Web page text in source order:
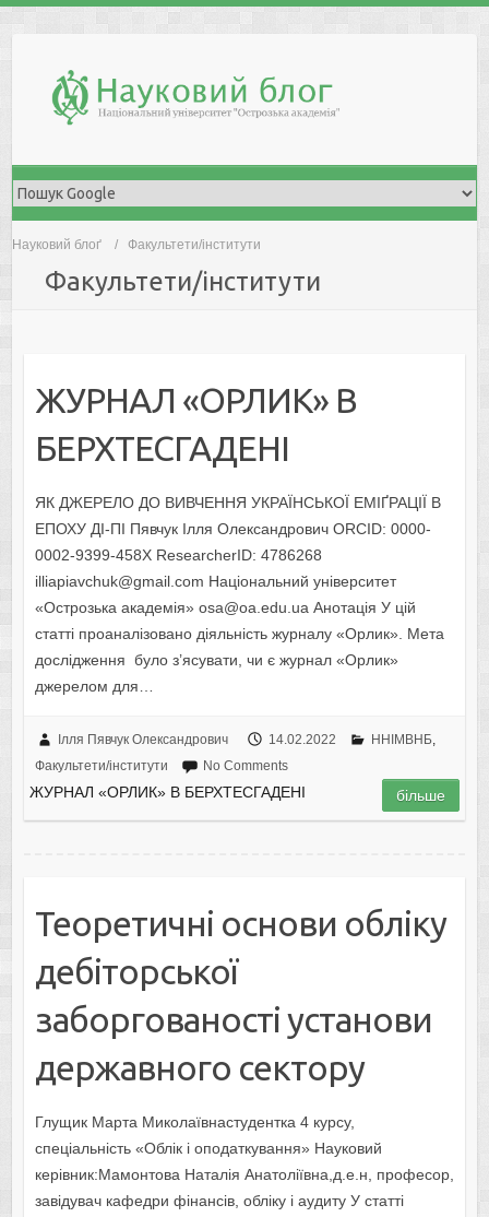
Науковий блоґ Факультети/інститути
Факультети/інститути
ЖУРНАЛ «ОРЛИК» В
БЕРХТЕСГАДЕНІ
ЯК ДЖЕРЕЛО ДО ВИВЧЕННЯ УКРАЇНСЬКОЇ ЕМІҐРАЦІЇ В
ЕПОХУ ДІ-ПІ Пявчук Ілля Олександрович ORCID: 0000-
0002-9399-458X ResearcherID: 4786268
illiapiavchuk@gmail.com Національний університет
«Острозька академія» osa@oa.edu.ua Анотація У цій
статті проаналізовано діяльність журналу «Орлик». Мета
дослідження було з’ясувати, чи є журнал «Орлик»
джерелом для…
Ілля Пявчук Олександрович 14.02.2022 ННІМВНБ,
Факультети/інститути
No Comments
ЖУРНАЛ «ОРЛИК» В БЕРХТЕСГАДЕНІ більше
Теоретичні основи обліку
дебіторської
заборгованості установи
державного сектору
Глущик Марта Миколаївнастудентка 4 курсу,
спеціальність «Облік і оподаткування» Науковий
керівник:Мамонтова Наталія Анатоліївна,д.е.н, професор,
завідувач кафедри фінансів, обліку і аудиту У статті